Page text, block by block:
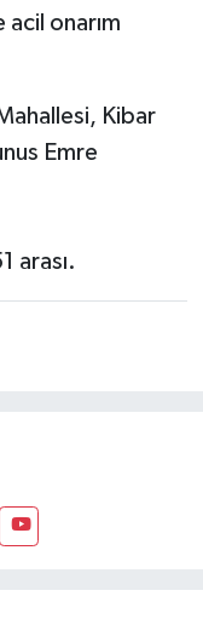
onarım
Kibar
Emre
arası.